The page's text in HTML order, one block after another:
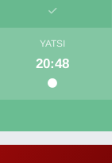
YATSI
20:48